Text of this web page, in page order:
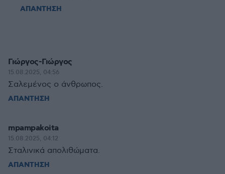
ΑΠΑΝΤΗΣΗ
Γιώργος-Γιώργος
15.08.2025, 04:56
Σαλεμένος ο άνθρωπος.
ΑΠΑΝΤΗΣΗ
mpampakoita
15.08.2025, 04:12
Σταλινικά απολιθώματα.
ΑΠΑΝΤΗΣΗ